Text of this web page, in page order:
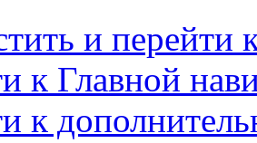
и перейти
к Главной
к